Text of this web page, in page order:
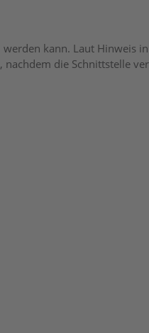
kann. Laut Hinweis
die Schnittstelle